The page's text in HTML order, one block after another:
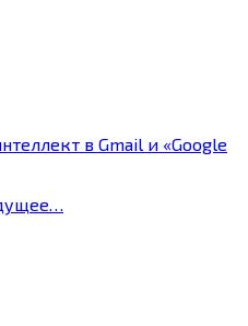
в Gmail и «Google